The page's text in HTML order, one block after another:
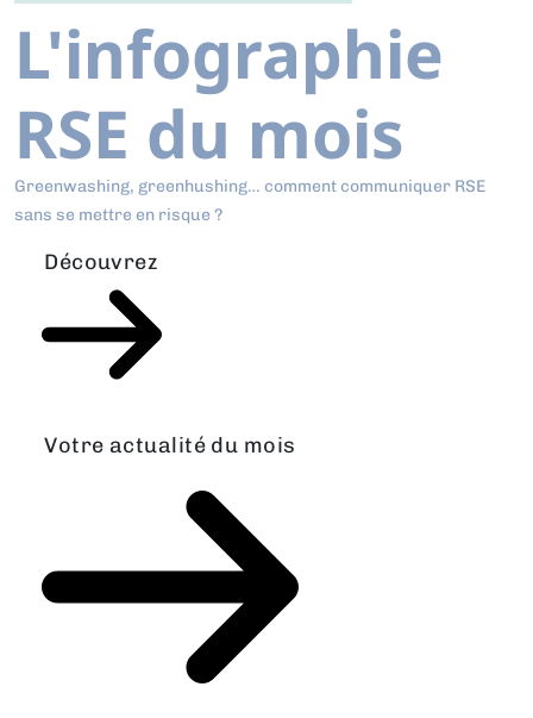
L'infographie
RSE du mois
Greenwashing, greenhushing… comment communiquer RSE
sans se mettre en risque ?
Découvrez
Votre actualité du mois